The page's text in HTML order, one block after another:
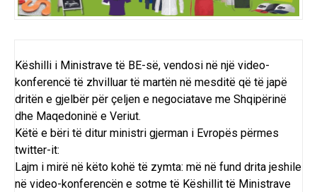
Këshilli i Ministrave të BE-së, vendosi në një video-
konferencë të zhvilluar të martën në mesditë që të japë
dritën e gjelbër për çeljen e negociatave me Shqipërinë
dhe Maqedoninë e Veriut.
Këtë e bëri të ditur ministri gjerman i Evropës përmes
twitter-it:
Lajm i mirë në këto kohë të zymta: më në fund drita jeshile
në video-konferencën e sotme të Këshillit të Ministrave